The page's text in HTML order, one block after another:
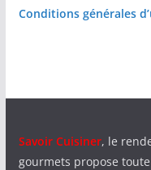
Conditions générales
Savoir Cuisiner, le
gourmets propose